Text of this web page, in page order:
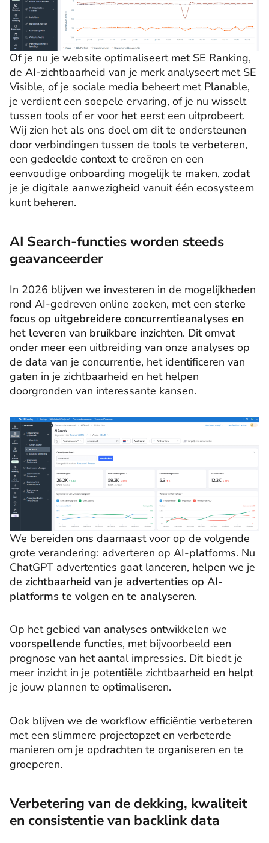
Of je nu je website optimaliseert met SE Ranking,
de AI-zichtbaarheid van je merk analyseert met SE
Visible, of je sociale media beheert met Planable,
je verdient een soepele ervaring, of je nu wisselt
tussen tools of er voor het eerst een uitprobeert.
Wij zien het als ons doel om dit te ondersteunen
door verbindingen tussen de tools te verbeteren,
een gedeelde context te creëren en een
eenvoudige onboarding mogelijk te maken, zodat
je je digitale aanwezigheid vanuit één ecosysteem
kunt beheren.
AI Search-functies worden steeds
geavanceerder
In 2026 blijven we investeren in de mogelijkheden
rond AI-gedreven online zoeken, met een sterke
focus op uitgebreidere concurrentieanalyses en
het leveren van bruikbare inzichten. Dit omvat
onder meer een uitbreiding van onze analyses op
de data van je concurrentie, het identificeren van
gaten in je zichtbaarheid en het helpen
doorgronden van interessante kansen.
We bereiden ons daarnaast voor op de volgende
grote verandering: adverteren op AI-platforms. Nu
ChatGPT advertenties gaat lanceren, helpen we je
de zichtbaarheid van je advertenties op AI-
platforms te volgen en te analyseren.
Op het gebied van analyses ontwikkelen we
voorspellende functies, met bijvoorbeeld een
prognose van het aantal impressies. Dit biedt je
meer inzicht in je potentiële zichtbaarheid en helpt
je jouw plannen te optimaliseren.
Ook blijven we de workflow efficiëntie verbeteren
met een slimmere projectopzet en verbeterde
manieren om je opdrachten te organiseren en te
groeperen.
Verbetering van de dekking, kwaliteit
en consistentie van backlink data